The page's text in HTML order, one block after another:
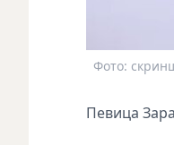
Фото:
Певица